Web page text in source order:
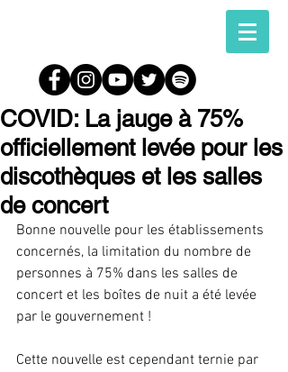
COVID: La jauge à 75%
officiellement levée pour les
discothèques et les salles
de concert
Bonne nouvelle pour les établissements
concernés, la limitation du nombre de
personnes à 75% dans les salles de
concert et les boîtes de nuit a été levée
par le gouvernement !
Cette nouvelle est cependant ternie par